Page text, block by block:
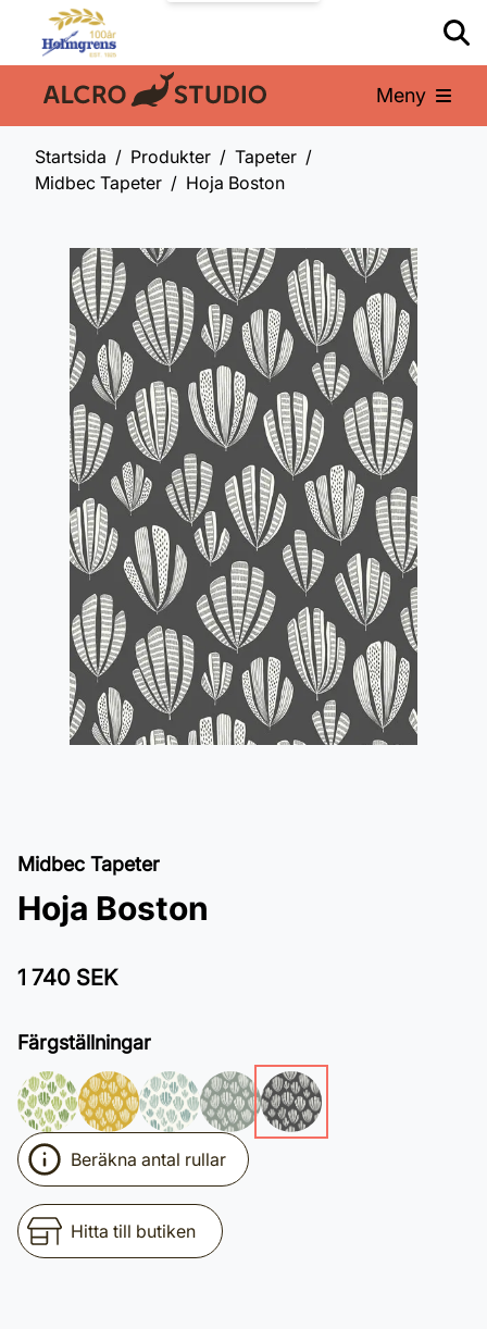
En del av: Meny
Startsida Produkter
Tapeter
Midbec Tapeter
Hoja Boston
Midbec Tapeter
Hoja Boston
1 740 SEK
Färgställningar
Beräkna antal rullar
Hitta till butiken